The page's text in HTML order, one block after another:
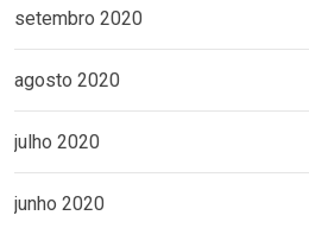
setembro 2020
agosto 2020
julho 2020
junho 2020